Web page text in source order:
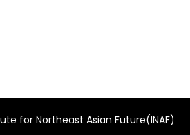
for Northeast Asian Future(INAF)